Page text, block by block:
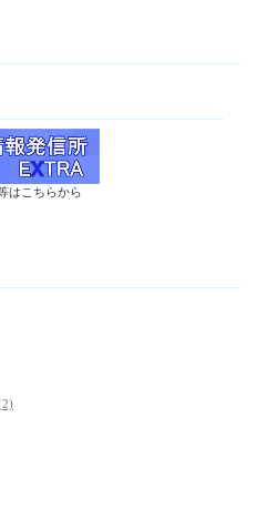
はこちらから